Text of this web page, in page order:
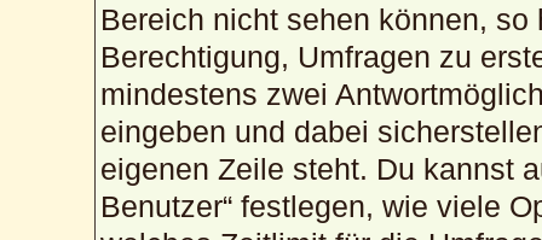
Bereich nicht sehen können,
Berechtigung, Umfragen zu
mindestens zwei
eingeben und dabei
eigenen Zeile steht. Du kannst
Benutzer“ festlegen, wie viele